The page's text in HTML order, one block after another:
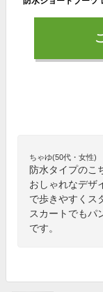
ちゃゆ(50代・女性)
防水タイプのこ
おしゃれなデザ
で歩きやすくス
スカートでもパ
です。